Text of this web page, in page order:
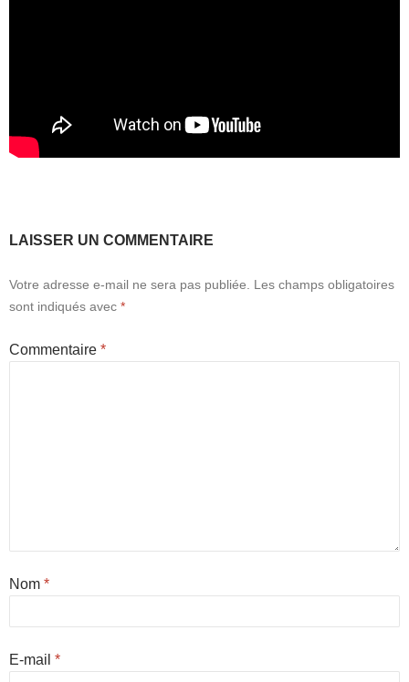
LAISSER UN COMMENTAIRE
Votre adresse e-mail ne sera pas publiée.
Les champs obligatoires
sont indiqués avec *
Commentaire *
Nom *
E-mail *